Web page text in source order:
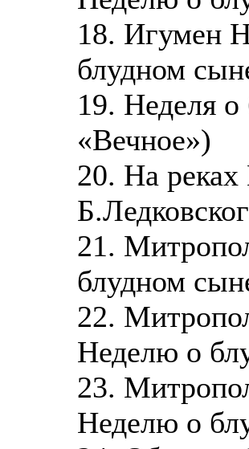
18. Игумен
блудном
19. Неделя
«Вечное»)
20. На
21.
блудном
22.
Неделю о
23.
Неделю о